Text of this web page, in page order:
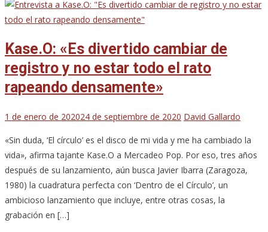
Kase.O: «Es divertido cambiar de
registro y no estar todo el rato
rapeando densamente»
1 de enero de 202024 de septiembre de 2020 David Gallardo
«Sin duda, ‘El círculo’ es el disco de mi vida y me ha cambiado la
vida», afirma tajante Kase.O a Mercadeo Pop. Por eso, tres años
después de su lanzamiento, aún busca Javier Ibarra (Zaragoza,
1980) la cuadratura perfecta con ‘Dentro de el Círculo’, un
ambicioso lanzamiento que incluye, entre otras cosas, la
grabación en […]